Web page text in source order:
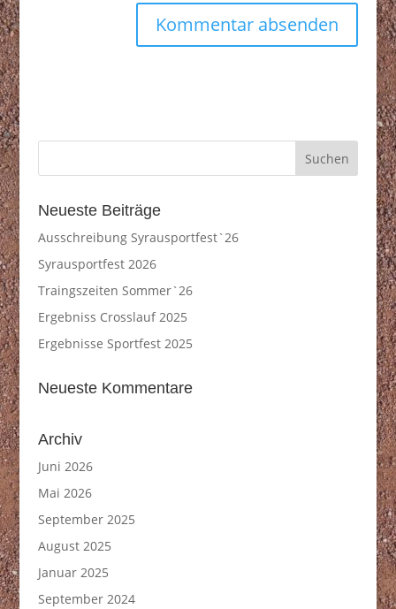
Neueste Beiträge
Ausschreibung Syrausportfest`26
Syrausportfest 2026
Traingszeiten Sommer`26
Ergebniss Crosslauf 2025
Ergebnisse Sportfest 2025
Neueste Kommentare
Archiv
Juni 2026
Mai 2026
September 2025
August 2025
Januar 2025
September 2024